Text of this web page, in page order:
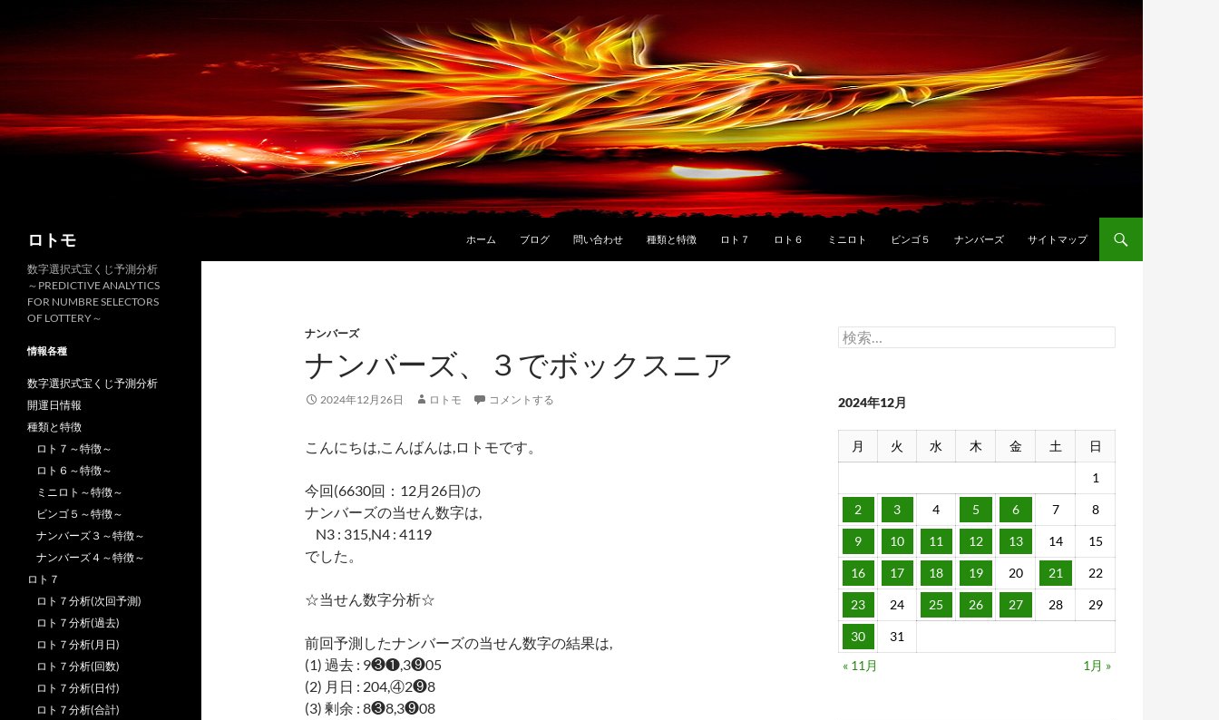
テ
へ
ス
ロトモ ホーム ブログ 問い合わせ 種類と特徴 ロト７ ロト６ ミニロト ビンゴ５ ナンバーズ サイトマップ
ナンバーズ
ナンバーズ、３でボックスニア
2024年12月26日 ロトモ コメントする
こんにちは,こんばんは,ロトモです。
今回(6630回：12月26日)の
ナンバーズの当せん数字は,
N3 : 315,N4 : 4119
でした。
☆当せん数字分析☆
前回予測したナンバーズの当せん数字の結果は,
(1) 過去 : 9❸❶,3❾05
(2) 月日 : 204,④2❾8
(3) 剰余 : 8❸8,3❾08
検
索:
2024年12月
月 火 水 木 金 土 日
1
2 3 4 5 6 7 8
9 10 11 12 13 14 15
16 17 18 19 20 21 22
23 24 25 26 27 28 29
30
31
« 11月
1月 »
数字選択式宝くじ予測分析
～PREDICTIVE ANALYTICS
FOR NUMBRE SELECTORS
OF LOTTERY～
情報各種
数字選択式宝くじ予測分析
開運日情報
種類と特徴
ロト７～特徴～
ロト６～特徴～
ミニロト～特徴～
ビンゴ５～特徴～
ナンバーズ３～特徴～
ナンバーズ４～特徴～
ロト７
ロト７分析(次回予測)
ロト７分析(過去)
ロト７分析(月日)
ロト７分析(回数)
ロト７分析(日付)
ロト７分析(合計)